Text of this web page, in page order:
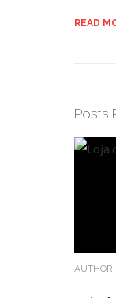
READ
Posts
AUTHOR: